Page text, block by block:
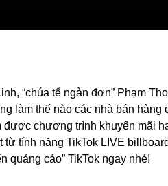
“chúa tể ngàn đơn” Phạm
làm thế nào các nhà bán
chương trình khuyến mãi
tính năng TikTok LIVE
quảng cáo” TikTok ngay nhé!